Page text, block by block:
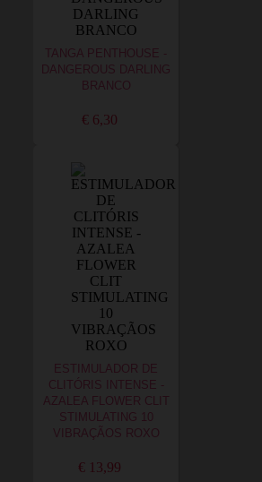
TANGA PENTHOUSE -
DANGEROUS DARLING
BRANCO
€ 6,30
ESTIMULADOR DE
CLITÓRIS INTENSE -
AZALEA FLOWER CLIT
STIMULATING 10
VIBRAÇÃOS ROXO
€ 13,99